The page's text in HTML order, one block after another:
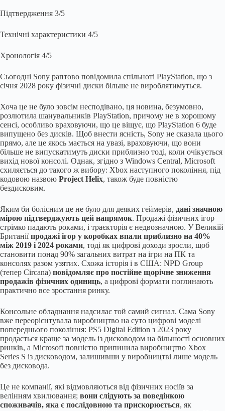
Підтвердження 3/5
Технічні характеристики 4/5
Хронологія 4/5
Сьогодні Sony раптово повідомила спільноті PlayStation, що з
січня 2028 року фізичні диски більше не вироблятимуться.
Хоча це не було зовсім несподівано, ця новина, безумовно,
розлютила шанувальників PlayStation, причому не в хорошому
сенсі, особливо враховуючи, що це віщує, що PlayStation 6 буде
випущено без дисків. Щоб внести ясність, Sony не сказала цього
прямо, але це якось мається на увазі, враховуючи, що вони
більше не випускатимуть диски приблизно тоді, коли очікується
вихід нової консолі. Однак, згідно з Windows Central, Microsoft
схиляється до такого ж вибору: Xbox наступного покоління, під
кодовою назвою Project Helix, також буде повністю
бездисковим.
Яким би болісним це не було для деяких геймерів, дані значною
мірою підтверджують цей напрямок. Продажі фізичних ігор
стрімко падають роками, і траєкторія є недвозначною. У Великій
Британіїпродажі ігор у коробках впали приблизно на 40%
між 2019 і 2024 роками, тоді як цифрові доходи зросли, щоб
становити понад 90% загальних витрат на ігри на ПК та
консолях разом узятих. Схожа історія і в США: NPD Group
(тепер Circana) повідомляє про постійне щорічне зниження
продажів фізичних одиниць, а цифрові формати поглинають
практично все зростання ринку.
Консольне обладнання надсилає той самий сигнал. Сама Sony
вже переорієнтувала виробництво на суто цифрові моделі
попереднього покоління: PS5 Digital Edition з 2023 року
продається краще за модель із дисководом на більшості основних
ринків, а Microsoft повністю припинила виробництво Xbox
Series S із дисководом, залишивши у виробництві лише модель
без дисковода.
Це не компанії, які відмовляються від фізичних носіїв за
велінням хвилювання; вони слідують за поведінкою
споживачів, яка є послідовною та прискорюється, як